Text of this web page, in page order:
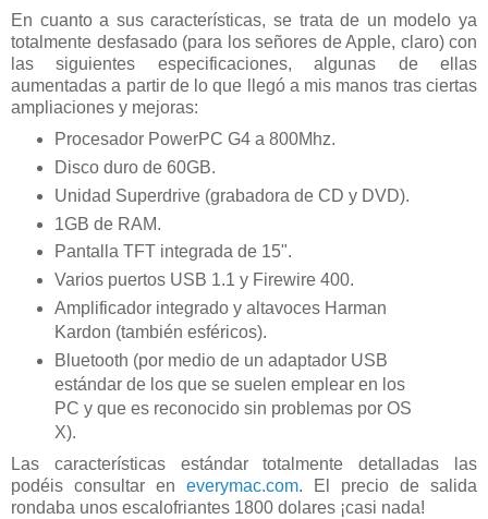
En cuanto a sus características, se trata de un modelo ya
totalmente desfasado (para los señores de Apple, claro) con
las siguientes especificaciones, algunas de ellas
aumentadas a partir de lo que llegó a mis manos tras ciertas
ampliaciones y mejoras:
Procesador PowerPC G4 a 800Mhz.
Disco duro de 60GB.
Unidad Superdrive (grabadora de CD y DVD).
1GB de RAM.
Pantalla TFT integrada de 15".
Varios puertos USB 1.1 y Firewire 400.
Amplificador integrado y altavoces Harman
Kardon (también esféricos).
Bluetooth (por medio de un adaptador USB
estándar de los que se suelen emplear en los
PC y que es reconocido sin problemas por OS
X).
Las características estándar totalmente detalladas las
podéis consultar en everymac.com. El precio de salida
rondaba unos escalofriantes 1800 dolares ¡casi nada!